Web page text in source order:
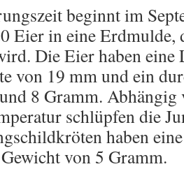
beginnt im
Eier in eine Erdmulde,
Die Eier haben eine
von 19 mm und ein
8 Gramm. Abhängig
schlüpfen die
haben
von 5 Gramm.